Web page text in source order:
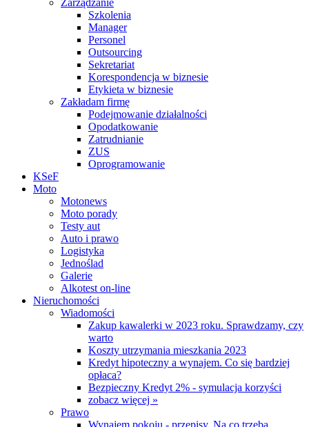
Zarządzanie
Szkolenia
Manager
Personel
Outsourcing
Sekretariat
Korespondencja w biznesie
Etykieta w biznesie
Zakładam firmę
Podejmowanie działalności
Opodatkowanie
Zatrudnianie
ZUS
Oprogramowanie
KSeF
Moto
Motonews
Moto porady
Testy aut
Auto i prawo
Logistyka
Jednoślad
Galerie
Alkotest on-line
Nieruchomości
Wiadomości
Zakup kawalerki w 2023 roku. Sprawdzamy, czy
warto
Koszty utrzymania mieszkania 2023
Kredyt hipoteczny a wynajem. Co się bardziej
opłaca?
Bezpieczny Kredyt 2% - symulacja korzyści
zobacz więcej »
Prawo
Wynajem pokoju - przepisy. Na co trzeba